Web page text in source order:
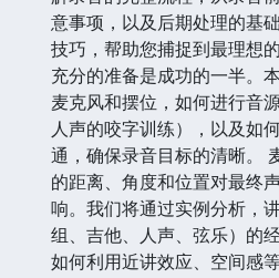
意事项，以及后期处理的基
技巧，帮助您捕捉到最理想
充分的准备是成功的一半。
麦克风和摆位，如何进行音
人声的咬字训练），以及如
通，确保录音目标的清晰。
的距离、角度和位置对最终
响。我们将通过实例分析，
组、吉他、人声、弦乐）的
如何利用近讲效应、空间感